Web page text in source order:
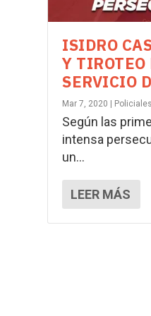
ISIDRO
Y TIROTEO
SERVICIO
Mar 7, 2020 | Policiales
Según las
intensa
un...
LEER MÁS